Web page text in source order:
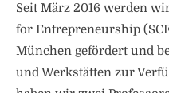
Seit März 2016 werden
for Entrepreneurship
München gefördert und
und Werkstätten zur